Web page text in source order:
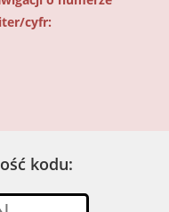
cyfr:
kodu: